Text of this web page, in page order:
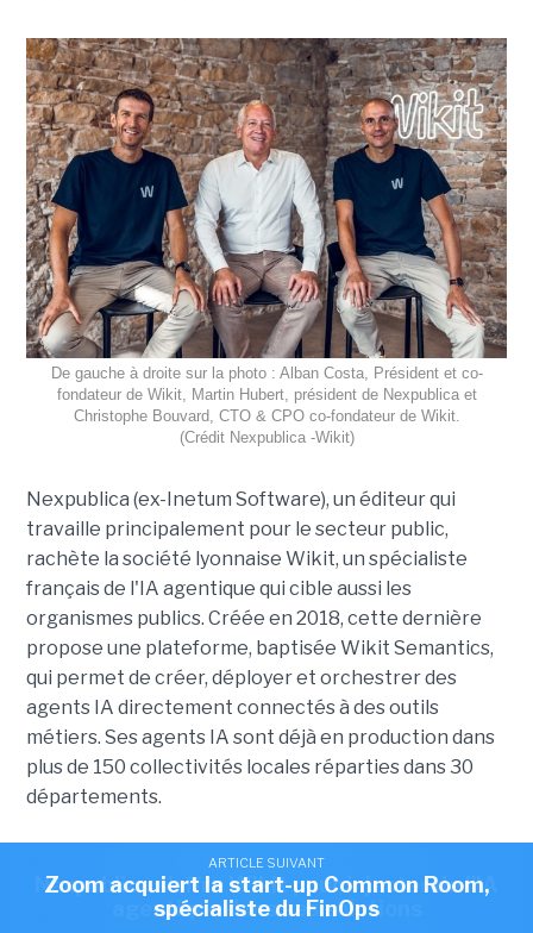
ARTICLE SUIVANT
Nexpublica s'offre Wikit pour injecter de l'IA
agentique dans ses solutions
De gauche à droite sur la photo : Alban Costa, Président et co-
fondateur de Wikit, Martin Hubert, président de Nexpublica et
Christophe Bouvard, CTO & CPO co-fondateur de Wikit.
(Crédit Nexpublica -Wikit)
Nexpublica (ex-Inetum Software), un éditeur qui
travaille principalement pour le secteur public,
rachète la société lyonnaise Wikit, un spécialiste
français de l'IA agentique qui cible aussi les
organismes publics. Créée en 2018, cette dernière
propose une plateforme, baptisée Wikit Semantics,
qui permet de créer, déployer et orchestrer des
agents IA directement connectés à des outils
métiers. Ses agents IA sont déjà en production dans
plus de 150 collectivités locales réparties dans 30
départements.
Pour Nexpublica, ce rachat complète parfaitement
son activité. L’éditeur propose notamment des outils
verticaux, accessibles en mode SaaS, couvrant la
ARTICLE SUIVANT
Zoom acquiert la start-up Common Room,
spécialiste du FinOps